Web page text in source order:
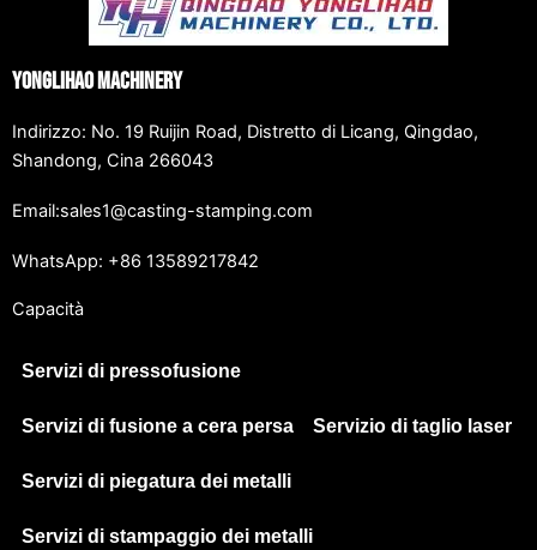
Yonglihao Machinery
Indirizzo: No. 19 Ruijin Road, Distretto di Licang, Qingdao,
Shandong, Cina 266043
Email:sales1@casting-stamping.com
WhatsApp: +86 13589217842
Capacità
Servizi di pressofusione
Servizi di fusione a cera persa Servizio di taglio laser
Servizi di piegatura dei metalli
Servizi di stampaggio dei metalli